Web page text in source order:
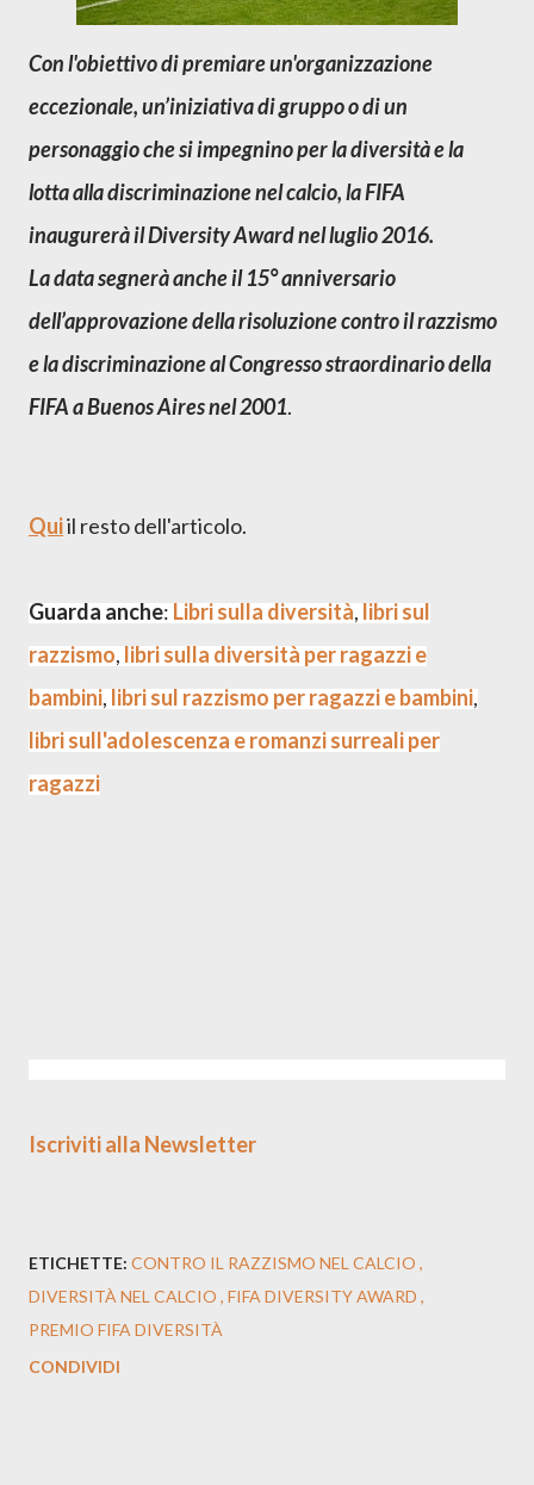
Con l'obiettivo di premiare un'organizzazione
eccezionale, un’iniziativa di gruppo o di un
personaggio che si impegnino per la diversità e la
lotta alla discriminazione nel calcio, la FIFA
inaugurerà ilDiversity Awardnel luglio 2016.
La data segnerà anche il 15° anniversario
dell’approvazione della risoluzione contro il razzismo
e la discriminazione al Congresso straordinario della
FIFA a Buenos Aires nel 2001.
Quiil resto dell'articolo.
Guarda anche: Libri sulla diversità, libri sul
razzismo, libri sulla diversità perragazzi e
bambini, libri sul razzismo per ragazzi e bambini,
libri sull'adolescenza e romanzi surreali per
ragazzi
Iscriviti alla Newsletter
ETICHETTE: CONTRO IL RAZZISMO NEL CALCIO
DIVERSITÀ NEL CALCIO FIFA DIVERSITY AWARD
PREMIO FIFA DIVERSITÀ
CONDIVIDI